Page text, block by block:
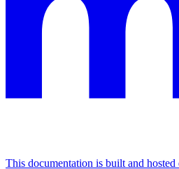
This documentation is built and